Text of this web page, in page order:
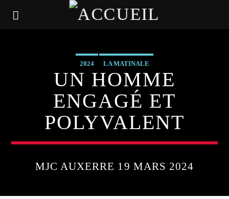
2024 LA MATINALE
UN HOMME
ENGAGÉ ET
POLYVALENT
MJC AUXERRE 19 MARS 2024